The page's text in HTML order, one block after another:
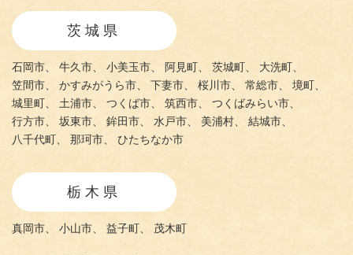
茨城県
石岡市、 牛久市、 小美玉市、 阿見町、 茨城町、
大洗町、
笠間市、
かすみがうら市、 下妻市、 桜川市、 常総市、
境町、
城里町、
土浦市、 つくば市、 筑西市、
つくばみらい市、
行方市、
坂東市、 鉾田市、 水戸市、 美浦村、
結城市、
八千代町、
那珂市、 ひたちなか市
栃木県
真岡市、 小山市、 益子町、 茂木町